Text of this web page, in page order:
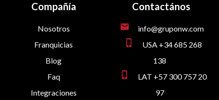
Contactános
mail info@gruponw.com
phone_iphone
USA +34 685 268
138
phone_iphone
LAT +57 300 757 20
97
Compañía
Nosotros
Franquicias
Blog
Faq
Integraciones